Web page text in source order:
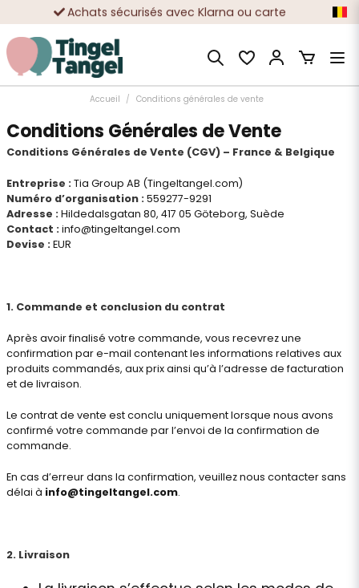
Achats sécurisés avec Klarna ou carte
Des dizaines de milliers de clients satisfaits
Accueil Conditions générales de vente
Conditions Générales de Vente
Conditions Générales de Vente (CGV) – France & Belgique
Entreprise : Tia Group AB (Tingeltangel.com)
Numéro d’organisation : 559277-9291
Adresse : Hildedalsgatan 80, 417 05 Göteborg, Suède
Contact : info@tingeltangel.com
Devise : EUR
1. Commande et conclusion du contrat
Après avoir finalisé votre commande, vous recevrez une
confirmation par e-mail contenant les informations relatives aux
produits commandés, aux prix ainsi qu’à l’adresse de facturation
et de livraison.
Le contrat de vente est conclu uniquement lorsque nous avons
confirmé votre commande par l’envoi de la confirmation de
commande.
En cas d’erreur dans la confirmation, veuillez nous contacter sans
délai à info@tingeltangel.com.
2. Livraison